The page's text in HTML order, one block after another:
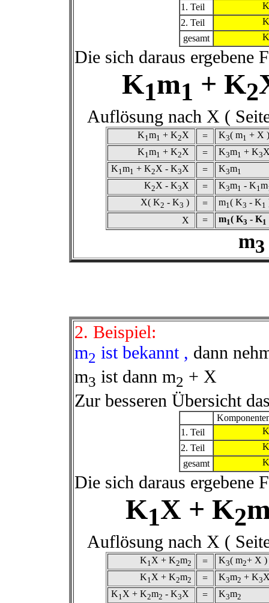
1. Teil
K
2. Teil
K
gesamt
K
Die sich daraus ergebene
K1m1 + K2
Auflösung nach X (
K1m1 + K2X = K3( m1 + X
K1m1 + K2X = K3m1 + K3
K1m1 + K2X - K3X = K3m1
K2X - K3X = K3m1 - K1m
X( K2 - K3 ) = m1( K3 - K1
X
= m1( K3 - K1
m3
2. Beispiel:
m2 ist bekannt , dann
m3 ist dann m2 + X
Zur besseren Übersicht
1. Teil
K
2. Teil
K
gesamt
K
Die sich daraus ergebene
K1X + K2
Auflösung nach X (
K1X + K2m2 = K3( m2+ X )
K1X + K2m2 = K3m2 + K3
K1X + K2m2 - K3X = K3m2